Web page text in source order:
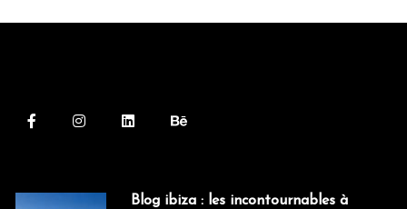
Blog ibiza : les incontournables à